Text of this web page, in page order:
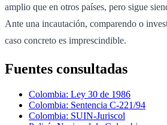
amplio que en otros países, pero sigue
Ante una incautación, comparendo o
caso concreto es imprescindible.
Fuentes consultadas
Colombia: Ley 30 de 1986
Colombia: Sentencia C-221/94
Colombia: SUIN-Juriscol